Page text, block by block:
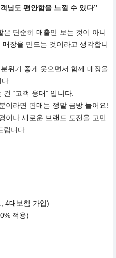
님도 편안함을 느낄 수 있다”
단순히 매출만 보는 것이 아니
장을 만드는 것이라고 생각합니
위기 좋게 웃으면서 함께 매장을
.
“고객 응대” 입니다.
이라면 판매는 정말 금방 늘어요!
이나 새로운 브랜드 도전을 고민
립니다.
4대보험 가입)
적용)